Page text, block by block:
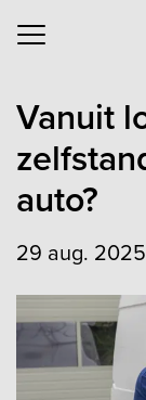
Navigation
Vanuit
auto?
29 aug.